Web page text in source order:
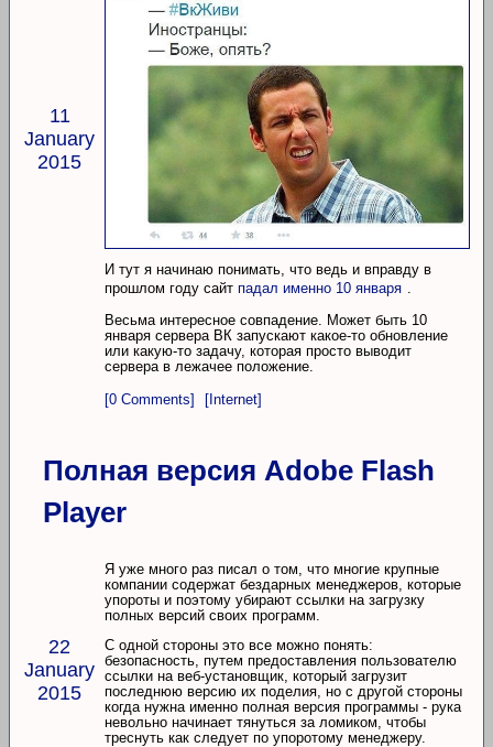
11
January
2015
И тут я начинаю понимать, что ведь и вправду в
прошлом году сайт падал именно 10 января .
Весьма интересное совпадение. Может быть 10
января сервера ВК запускают какое-то обновление
или какую-то задачу, которая просто выводит
сервера в лежачее положение.
[0 Comments]
[Internet]
Полная версия Adobe Flash
Player
22
January
2015
Я уже много раз писал о том, что многие крупные
компании содержат бездарных менеджеров, которые
упороты и поэтому убирают ссылки на загрузку
полных версий своих программ.
С одной стороны это все можно понять:
безопасность, путем предоставления пользователю
ссылки на веб-установщик, который загрузит
последнюю версию их поделия, но с другой стороны
когда нужна именно полная версия программы - рука
невольно начинает тянуться за ломиком, чтобы
треснуть как следует по упоротому менеджеру.